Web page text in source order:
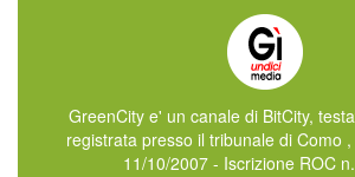
GreenCity e' un canale di BitCity,
registrata presso il tribunale di Como
11/10/2007 - Iscrizione ROC